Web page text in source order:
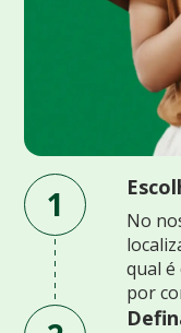
1
No
qual é
por